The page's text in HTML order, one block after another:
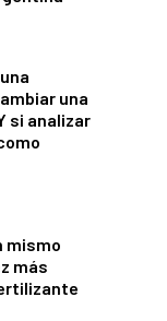
una
si analizar
mismo
más